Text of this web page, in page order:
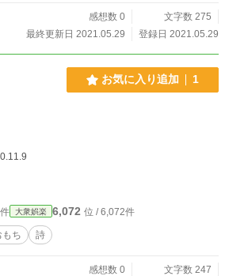
感想数 0
文字数 275
最終更新日 2021.05.29
登録日 2021.05.29
お気に入り追加 1
詩です。 2020.11.9
大衆娯楽 6,072 位 / 6,072件
もち 詩
感想数 0
文字数 247